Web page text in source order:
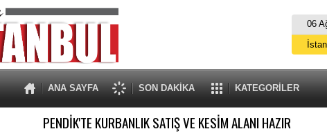
06
ANA SAYFA SON DAKİKA KATEGORİLER
PENDİK'TE KURBANLIK SATIŞ VE KESİM ALANI HAZIR